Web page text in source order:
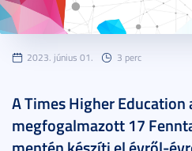
2023. június 01. 3 perc
A Times Higher Education
megfogalmazott 17